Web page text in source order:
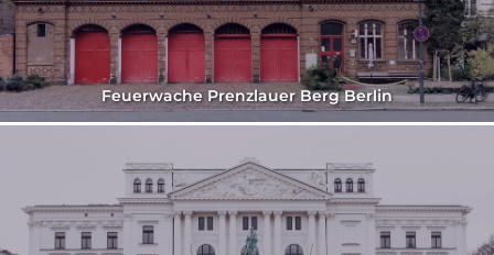
Feuerwache Prenzlauer Berg Berlin